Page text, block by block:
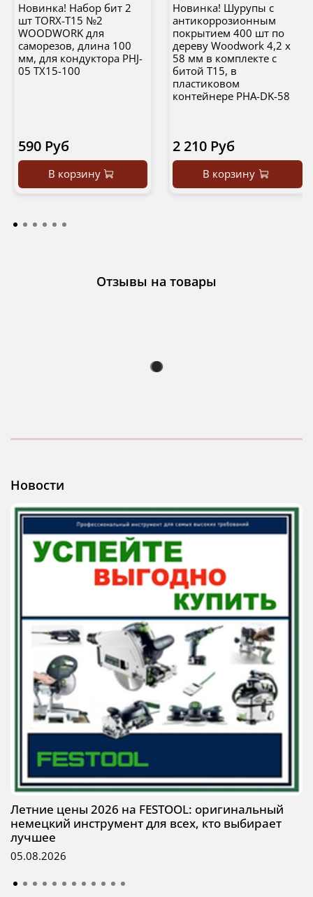
Новинка! Набор бит 2
шт TORX-T15 №2
WOODWORK для
саморезов, длина 100
мм, для кондуктора PHJ-
05 TX15-100
590 Руб
В корзину
Новинка! Шурупы с
антикоррозионным
покрытием 400 шт по
дереву Woodwork 4,2 x
58 мм в комплекте с
битой Т15, в
пластиковом
контейнере PHA-DK-58
2 210 Руб
В корзину
Отзывы на товары
Новости
Летние цены 2026 на FESTOOL: оригинальный
немецкий инструмент для всех, кто выбирает
лучшее
05.08.2026